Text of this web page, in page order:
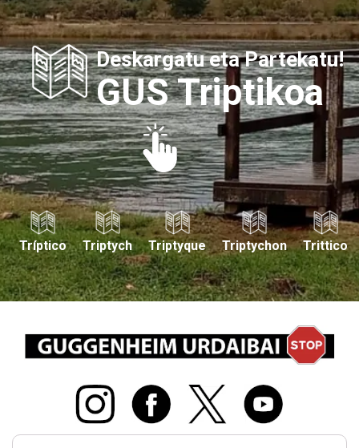
Deskargatu eta Partekatu!
GUS Triptikoa
Tríptico Triptych Triptyque Triptychon Trittico